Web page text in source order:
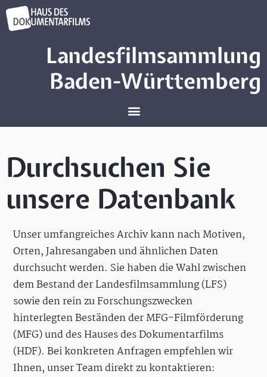
Landesfilmsammlung
Baden-Württemberg
Durchsuchen Sie
unsere Datenbank
Unser umfangreiches Archiv kann nach Motiven,
Orten, Jahresangaben und ähnlichen Daten
durchsucht werden. Sie haben die Wahl zwischen
dem Bestand der Landesfilmsammlung (LFS)
sowie den rein zu Forschungszwecken
hinterlegten Beständen der MFG-Filmförderung
(MFG) und des Hauses des Dokumentarfilms
(HDF). Bei konkreten Anfragen empfehlen wir
Ihnen, unser Team direkt zu kontaktieren: